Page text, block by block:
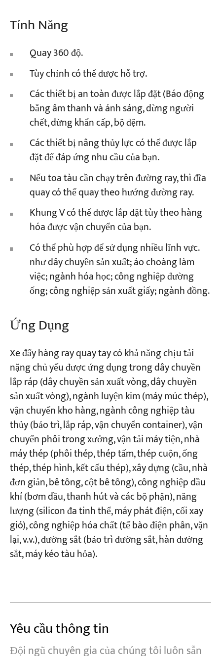
Tính Năng
Quay 360 độ.
Tùy chỉnh có thể được hỗ trợ.
Các thiết bị an toàn được lắp đặt (Báo động
bằng âm thanh và ánh sáng, dừng người
chết, dừng khẩn cấp, bộ đệm.
Các thiết bị nâng thủy lực có thể được lắp
đặt để đáp ứng nhu cầu của bạn.
Nếu toa tàu cần chạy trên đường ray, thì đĩa
quay có thể quay theo hướng đường ray.
Khung V có thể được lắp đặt tùy theo hàng
hóa được vận chuyển của bạn.
Có thể phù hợp để sử dụng nhiều lĩnh vực.
như dây chuyền sản xuất; áo choàng làm
việc; ngành hóa học; công nghiệp đường
ống; công nghiệp sản xuất giấy; ngành đồng.
Ứng Dụng
Xe đẩy hàng ray quay tay có khả năng chịu tải
nặng chủ yếu được ứng dụng trong dây chuyền
lắp ráp (dây chuyền sản xuất vòng, dây chuyền
sản xuất vòng), ngành luyện kim (máy múc thép),
vận chuyển kho hàng, ngành công nghiệp tàu
thủy (bảo trì, lắp ráp, vận chuyển container), vận
chuyển phôi trong xưởng, vận tải máy tiện, nhà
máy thép (phôi thép, thép tấm, thép cuộn, ống
thép, thép hình, kết cấu thép), xây dựng (cầu, nhà
đơn giản, bê tông, cột bê tông), công nghiệp dầu
khí (bơm dầu, thanh hút và các bộ phận), năng
lượng (silicon đa tinh thể, máy phát điện, cối xay
gió), công nghiệp hóa chất (tế bào điện phân, vặn
lại, v.v.), đường sắt (bảo trì đường sắt, hàn đường
sắt, máy kéo tàu hỏa).
Yêu cầu thông tin
Đội ngũ chuyên gia của chúng tôi luôn sẵn